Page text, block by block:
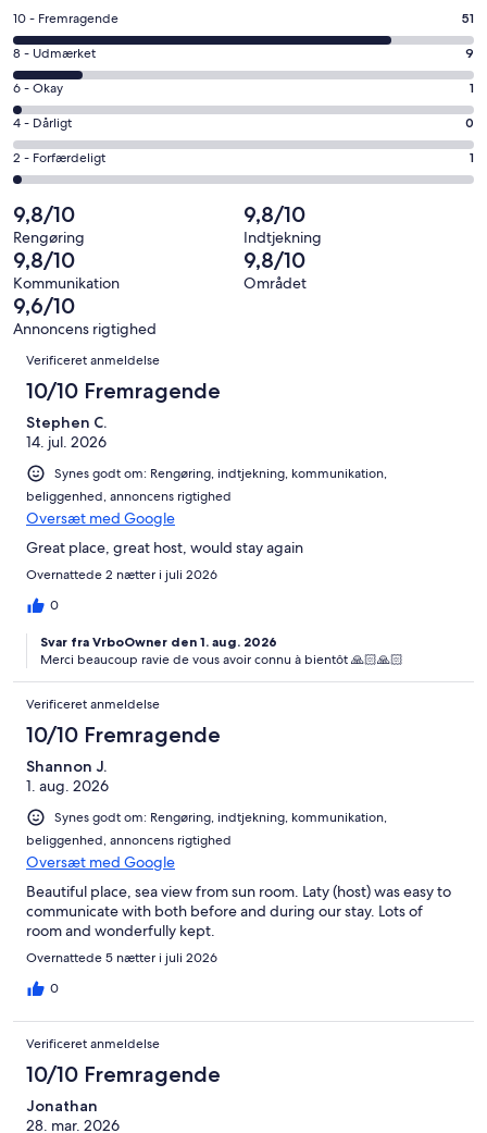
et
nyt
vindue
Bedømmelse
på
10
−
Fremragende.
51
af
i
alt
62
anmeldelser
10 - Fremragende 51
Bedømmelse
på
8
−
Udmærket.
9
af
i
alt
62
anmeldelser
8 - Udmærket 9
Bedømmelse
på
6
−
Okay.
1
af
i
alt
62
anmeldelser
6 - Okay 1
Bedømmelse
på
4
Dårligt.
0
af
i
alt
62
anmeldelser
4 - Dårligt 0
Bedømmelse
på
2
−
Forfærdeligt.
1
af
alt
62
anmeldelser
2 - Forfærdeligt 1
9,8/10
Rengøring
9,8/10
Indtjekning
9,8/10
Kommunikation
9,8/10
Området
9,6/10
Annoncens rigtighed
Anmeldelser
Verificeret anmeldelse
10/10 Fremragende
Stephen C.
14. jul. 2026
Synes godt om: Rengøring, indtjekning, kommunikation,
beliggenhed, annoncens rigtighed
Oversæt med Google
Great place, great host, would stay again
Overnattede 2 nætter i juli 2026
0
Svar fra VrboOwner den 1. aug. 2026
Merci beaucoup ravie de vous avoir connu à bientôt 🙏🏻🙏🏻
Verificeret anmeldelse
10/10 Fremragende
Shannon J.
1. aug. 2026
Synes godt om: Rengøring, indtjekning, kommunikation,
beliggenhed, annoncens rigtighed
Oversæt med Google
Beautiful place, sea view from sun room. Laty (host) was easy to
communicate with both before and during our stay. Lots of
room and wonderfully kept.
Overnattede 5 nætter i juli 2026
0
Verificeret anmeldelse
10/10 Fremragende
Jonathan
28. mar. 2026